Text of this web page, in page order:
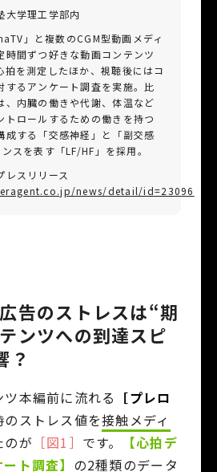
大学理工学部内
」と複数のCGM型動画メディ
時間ずつ好きな動画コンテンツ
拍を測定したほか、視聴後にはコ
するアンケート調査を実施。比
、内臓の働きや代謝、体温など
トロールするための働きを持つ
成する「交感神経」と「副交感
スを表す「LF/HF」を採用。
スリリース
news/detail/id=23096
告のストレスは“期
ンツへの到達スピ
？
本編前に流れる ［プレロ
のストレス値を接触メディ
のが ［図1］ です。
【心拍デ
ート調査】 の2種類のデータ